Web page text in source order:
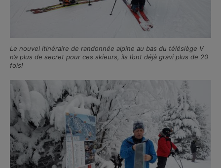
Le nouvel itinéraire de randonnée alpine au bas du télésiège V
n’a plus de secret pour ces skieurs, ils l’ont déjà gravi plus de 20
fois!